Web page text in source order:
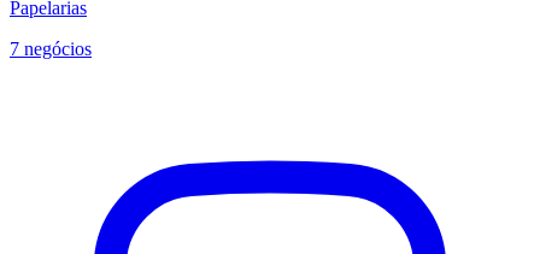
Papelarias
7 negócios